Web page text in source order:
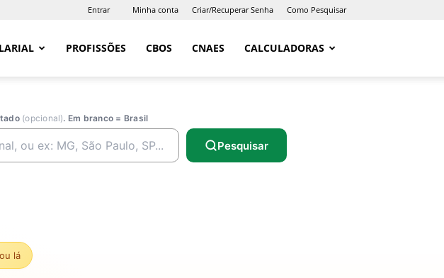
Entrar Minha conta Criar/Recuperar Senha Como Pesquisar
PROFISSÕES CBOS CNAES CALCULADORAS
(opcional). Em branco = Brasil
Pesquisar
lá